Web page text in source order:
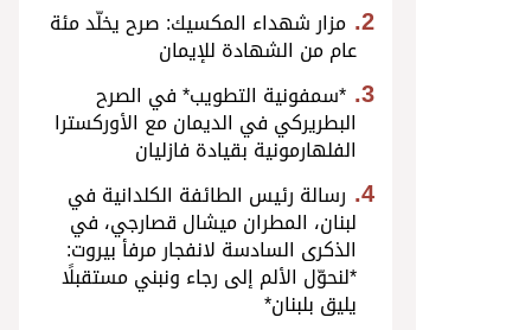
مزار شهداء المكسيك: صرح يخلّد مئة
عام من الشهادة للإيمان
*سمفونية التطويب* في الصرح
البطريركي في الديمان مع الأوركسترا
الفلهارمونية بقيادة فازليان
رسالة رئيس الطائفة الكلدانية في
لبنان، المطران ميشال قصارجي، في
الذكرى السادسة لانفجار مرفأ بيروت:
*لنحوّل الألم إلى رجاء ونبني مستقبلًا
يليق بلبنان*